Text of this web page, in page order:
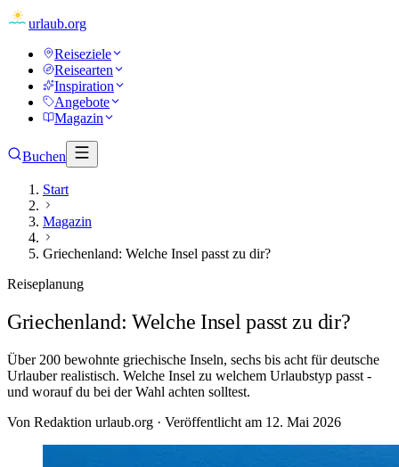
urlaub.org
Reiseziele
Reisearten
Inspiration
Angebote
Magazin
Buchen
Start
Magazin
Griechenland: Welche Insel passt zu dir?
Reiseplanung
Griechenland: Welche Insel passt zu dir?
Über 200 bewohnte griechische Inseln, sechs bis acht für deutsche
Urlauber realistisch. Welche Insel zu welchem Urlaubstyp passt -
und worauf du bei der Wahl achten solltest.
Von Redaktion urlaub.org · Veröffentlicht am 12. Mai 2026